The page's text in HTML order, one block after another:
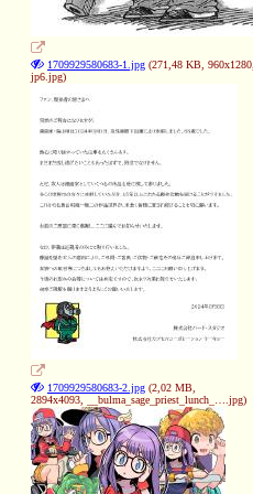
❅
1709929580683-1.jpg (271,48 KB, 960x1280,
jp6.jpg)
1709929580683-2.jpg (2,02 MB,
2894x4093,
__bulma_sage_priest_lunch_….jpg)